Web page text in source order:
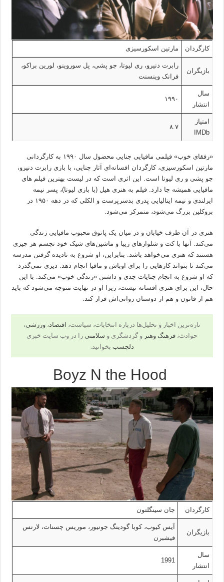
کارگردان مارتین اسکورسیزی
بازیگران
رابرت دنیرو، ری لیوتا، جو پشی، پل سوروینو، لورین براکو،
فرانک وینسنت
سال
انتشار
۱۹۹۰
امتیاز
IMDb
۸.۷
«رفقای خوب» فیلمی مافیایی جنایی محصول سال ۱۹۹۰ به کارگردانی
مارتین اسکورسیزی، کارگردان افسانه‌ای آثار جنایی، با بازی رابرت دنیرو،
جو پشی و ری لیوتا است. این اثری است که در لیست بهترین فیلم های
مافیایی همیشه جا دارد. فیلم به هنری هیل (با بازی لیوتا)، پسر نیمه
ایرلندی و نیمه ایتالیایی پدری بدسرپرست و الکلی که در دهه ۱۹۵۰ در
بروکلین بزرگ می‌شود، متمرکز می‌شود.
هنری در آن طرف خیابان و در میان یک پاتوق محبوب مافیایی زندگی
می‌کند. آنها با کت و شلوارهای زیبا و ماشین‌های شیک خود تجسم هر چیزی
هستند که هنری می‌خواهد باشد. بنابراین، او شروع به نادیده گرفتن مدرسه
می‌کند تا بتواند کارهایی را برای اوباش و مافیا انجام دهد. دیری نمی‌گذرد
که او شروع به انجام جنایات جدی و داشتن «زندگی خوب» می‌کند. با این
حال، این برای هنری افسانه نیست، زیرا او در نهایت متوجه می‌شود که باید
هم از قانون و هم از دوستان روانی‌اش فرار کند.
تازه‌ترین اخبار و تحلیل‌ها درباره انتخابات، سیاست، اقتصاد ، ورزشی،
حوادث، فرهنگ وهنر و گردشگری و سلامتی را در وب سایت خبری
دلچسب بخوانید.
کارگردان جان سینگلتون
بازیگران
آیس کیوب، کوبا گودینگ جونیور، موریس چسنات، لارنس
فیشبرن
سال
انتشار
1991